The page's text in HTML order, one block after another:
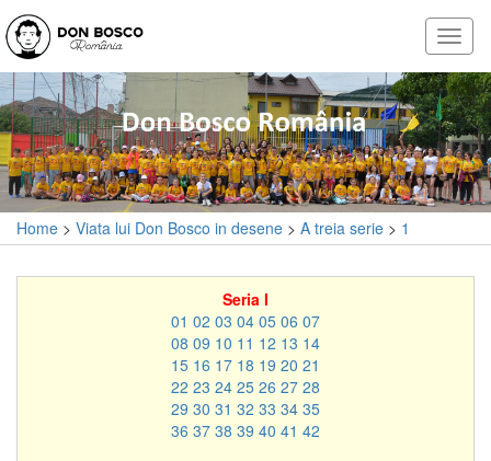
Home > Viata lui Don Bosco in desene > A treia serie > 1
Seria I
01 02 03 04 05 06 07
08 09 10 11 12 13 14
15 16 17 18 19 20 21
22 23 24 25 26 27 28
29 30 31 32 33 34 35
36 37 38 39 40 41 42